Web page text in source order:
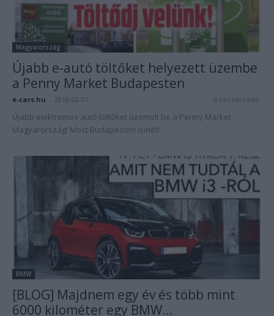
Magyarország
Újabb e-autó töltőket helyezett üzembe
a Penny Market Budapesten
e-cars.hu 2018-02-01 0 hozzászólás
Újabb elektromos autó töltőket üzemelt be a Penny Market
Magyarország! Most Budapesten ismét!
BMW
[BLOG] Majdnem egy év és több mint
6000 kilométer egy BMW...